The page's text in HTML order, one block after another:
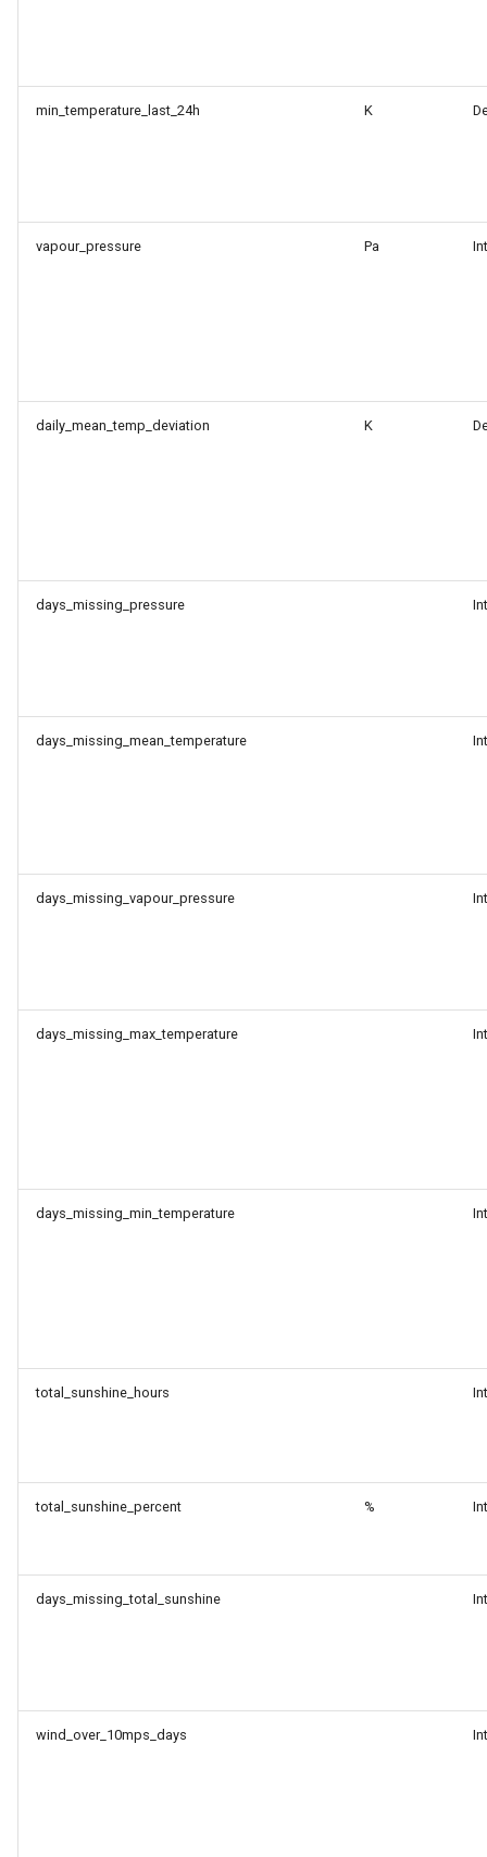
min_temperature_last_24h K
vapour_pressure Pa
daily_mean_temp_deviation K
days_missing_pressure
days_missing_mean_temperature
days_missing_vapour_pressure
days_missing_max_temperature
days_missing_min_temperature
total_sunshine_hours
total_sunshine_percent %
days_missing_total_sunshine
wind_over_10mps_days